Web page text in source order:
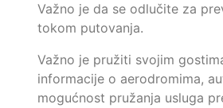
Važno je da se odlučite za
tokom putovanja.
Važno je pružiti svojim
informacije o aerodromima,
mogućnost pružanja usluga